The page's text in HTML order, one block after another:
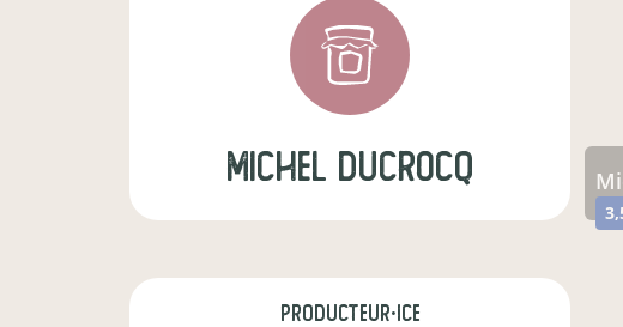
michel ducrocq
producteur·ice